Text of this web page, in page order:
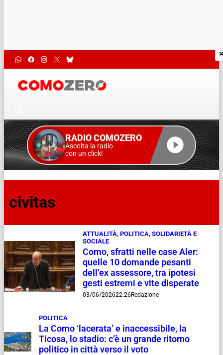
RADIO COMOZERO
Ascolta la radio
con un click!
civitas
ATTUALITÀ, POLITICA, SOLIDARIETÀ E
SOCIALE
Como, sfratti nelle case Aler:
quelle 10 domande pesanti
dell’ex assessore, tra ipotesi
gesti estremi e vite disperate
03/06/202622:26Redazione
POLITICA
La Como ‘lacerata’ e inaccessibile, la
Ticosa, lo stadio: c’è un grande ritorno
politico in città verso il voto